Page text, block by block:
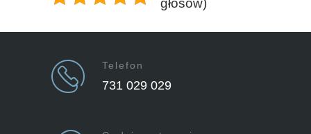
Telefon
731 029 029